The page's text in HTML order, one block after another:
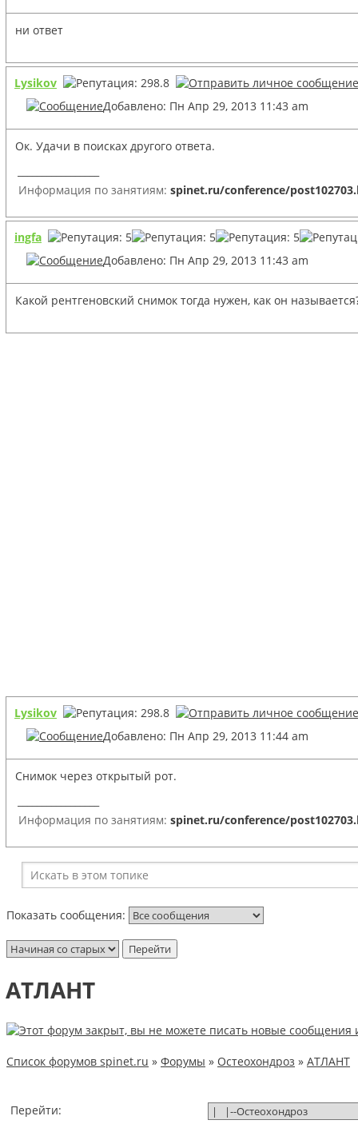
ни ответ
Lysikov
Добавлено: Пн Апр 29, 2013 11:43 am
Ок. Удачи в поисках другого ответа.
Информация по занятиям: spinet.ru/conference/
ingfa
Добавлено: Пн Апр 29, 2013 11:43 am
Какой рентгеновский снимок тогда нужен, как он
Lysikov
Добавлено: Пн Апр 29, 2013 11:44 am
Снимок через открытый рот.
Информация по занятиям: spinet.ru/conference/
Показать сообщения:
АТЛАНТ
Список форумов spinet.ru » Форумы » Остеохондроз » АТЛАНТ
Перейти: